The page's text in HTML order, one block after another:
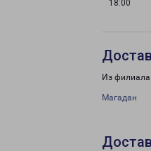
18:00
Из филиала
Магадан